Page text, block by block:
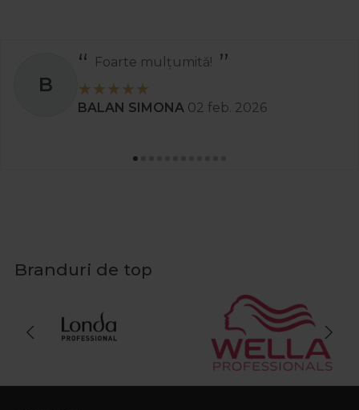
S
Recomand
Stanciu Aura Andreea 02 apr. 2025
Branduri de top